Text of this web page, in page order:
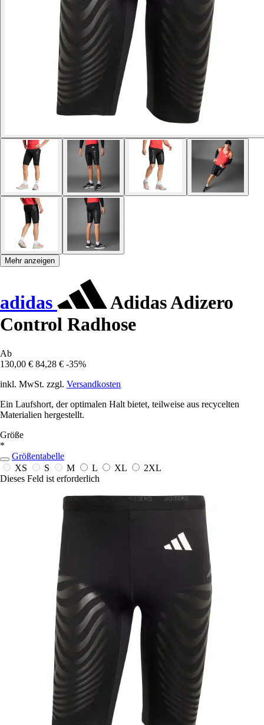
Mehr anzeigen
adidas
Adidas Adizero
Control Radhose
Ab
130,00 € 84,28 € -35%
inkl. MwSt. zzgl. Versandkosten
Ein Laufshort, der optimalen Halt bietet, teilweise aus recycelten
Materialien hergestellt.
Größe
*
Größentabelle
XS
S M L XL
2XL
Dieses Feld ist erforderlich